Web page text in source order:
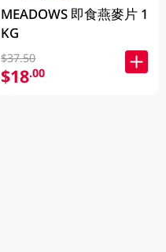
MEADOWS 即食燕麥片 1
KG
$37.50
$18.00